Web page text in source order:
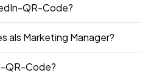
QR-Code?
als Marketing Manager?
QR-Code?